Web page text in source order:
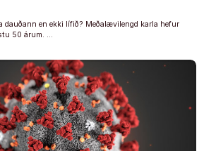
dauðann en ekki lífið? Meðalævilengd karla hefur
50 árum. …